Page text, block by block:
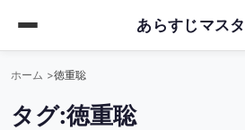
あらすじマス
ホーム 徳重聡
タグ:徳重聡